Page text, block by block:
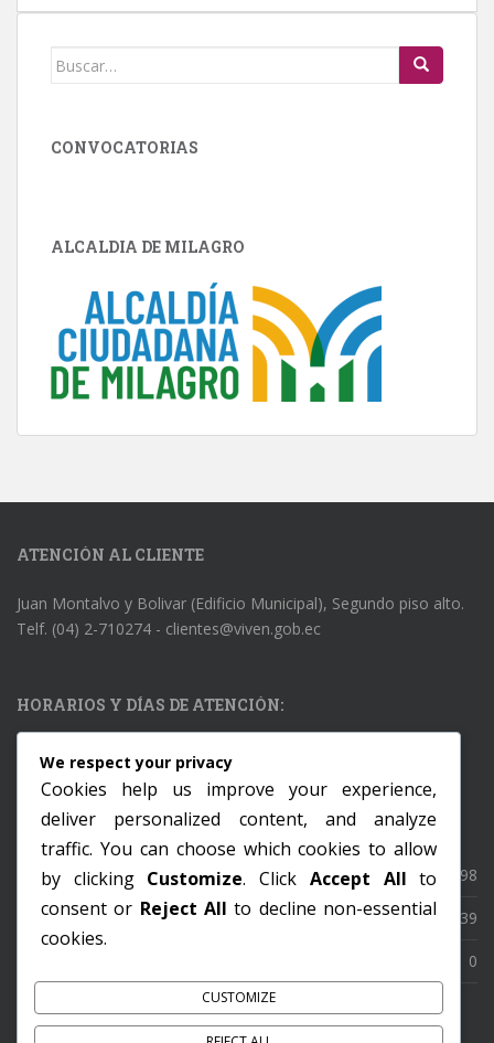
Buscar:
CONVOCATORIAS
ALCALDIA DE MILAGRO
ATENCIÓN AL CLIENTE
Juan Montalvo y Bolivar (Edificio Municipal), Segundo piso alto.
Telf. (04) 2-710274 - clientes@viven.gob.ec
HORARIOS Y DÍAS DE ATENCIÓN:
Lunes a Viernes: 8:00AM – 17:00PM
ESTADÍSTICAS DEL SITIO
61598
Total de lecturas:
49739
Total de visitas:
0
We respect your privacy
Cookies help us improve your experience,
deliver personalized content, and analyze
traffic. You can choose which cookies to allow
by clicking Customize. Click Accept All to
consent or Reject All to decline non-essential
cookies.
CUSTOMIZE